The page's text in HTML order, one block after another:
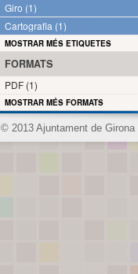
Giro (1)
Cartografia (1)
MOSTRAR MÉS ETIQUETES
FORMATS
PDF (1)
MOSTRAR MÉS FORMATS
© 2013 Ajuntament de Girona